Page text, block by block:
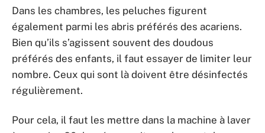
Dans les chambres, les peluches figurent
également parmi les abris préférés des acariens.
Bien qu’ils s’agissent souvent des doudous
préférés des enfants, il faut essayer de limiter leur
nombre. Ceux qui sont là doivent être désinfectés
régulièrement.
Pour cela, il faut les mettre dans la machine à laver